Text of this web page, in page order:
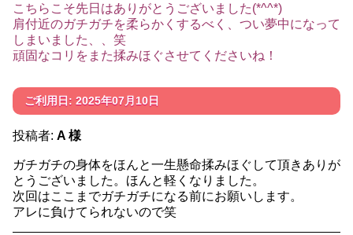
こちらこそ先日はありがとうございました(*^^*)
肩付近のガチガチを柔らかくするべく、つい夢中になって
しまいました、、笑
頑固なコリをまた揉みほぐさせてくださいね！
ご利用日: 2025年07月10日
投稿者: A 様
ガチガチの身体をほんと一生懸命揉みほぐして頂きありが
とうございました。ほんと軽くなりました。
次回はここまでガチガチになる前にお願いします。
アレに負けてられないので笑